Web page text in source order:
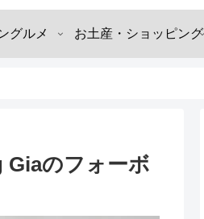
グルメ お土産・ショッピング
Giaのフォーボ